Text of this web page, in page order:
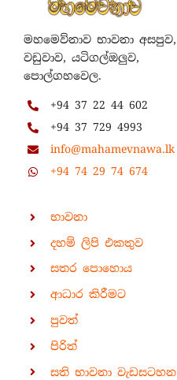
මහමෙව්නාව භාවනා අසපුව,
වඩුවාව, යටිගල්ඔලුව,
පොල්ගහවෙල.
+94 37 22 44 602
+94 37 729 4993
info@mahamevnawa.lk
+94 74 29 74 674
භාවනා
දහම් ලිපි එකතුව
සතර පොහොය
ආධාර කිරීමට
පුවත්
පිරිත්
සති භාවනා වැඩසටහන